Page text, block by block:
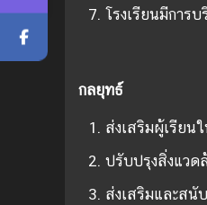
โรงเรียนมีการ
กลยุทธ์
ส่งเสริมผู้เรียน
ปรับปรุงสิ่งแวด
ส่งเสริมและส